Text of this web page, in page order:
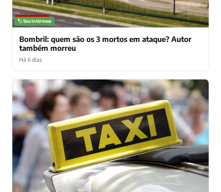
NOTÍCIAS
🏷️ Seu interesse
Bombril: quem são os 3 mortos em ataque? Autor
também morreu
Há 6 dias